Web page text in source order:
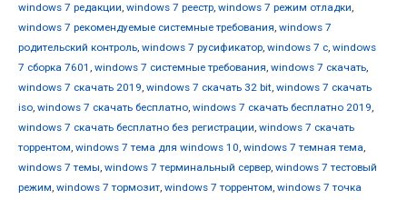
windows 7 редакции, windows 7 реестр, windows 7 режим отладки,
windows 7 рекомендуемые системные требования, windows 7
родительский контроль, windows 7 русификатор, windows 7 с, windows
7 сборка 7601 , windows 7 системные требования, windows 7 скачать,
windows 7 скачать 2019, windows 7 скачать 32 bit, windows 7 скачать
iso, windows 7 скачать бесплатно, windows 7 скачать бесплатно 2019,
windows 7 скачать бесплатно без регистрации, windows 7 скачать
торрентом, windows 7 тема для windows 10, windows 7 темная тема,
windows 7 темы, windows 7 терминальный сервер, windows 7 тестовый
режим, windows 7 тормозит, windows 7 торрентом, windows 7 точка